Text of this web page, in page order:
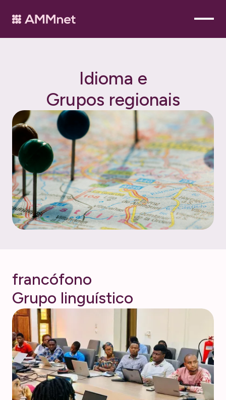
Idioma e
Grupos regionais
francófono
Grupo linguístico